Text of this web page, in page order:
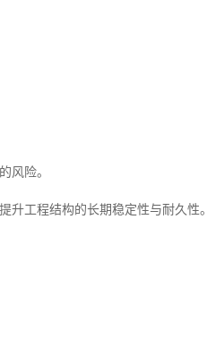
风险。
升工程结构的长期稳定性与耐久性。